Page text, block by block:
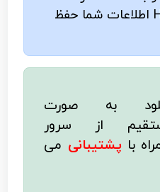
فایل Homecsc اطلاعات شما حفظ
به صورت
از سرور
باپشتیبانی می